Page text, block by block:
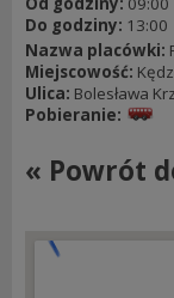
Do godziny: 13:00
Nazwa placówki:
Miejscowość:
Ulica: Bolesława
Pobieranie:
« Powrót